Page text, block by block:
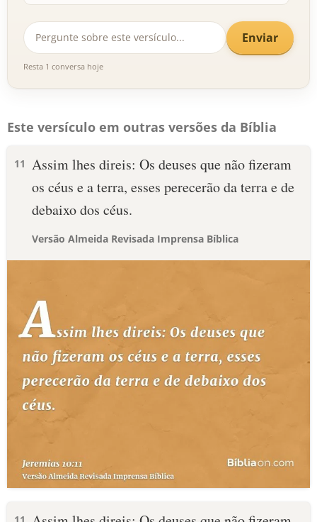
Enviar
Resta 1 conversa hoje
Este versículo em outras versões da Bíblia
11 Assim lhes direis: Os deuses que não fizeram
os céus e a terra, esses perecerão da terra e de
debaixo dos céus.
Versão Almeida Revisada Imprensa Bíblica